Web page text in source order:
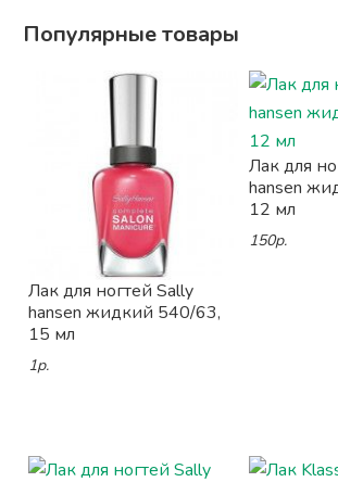
Популярные товары
Лак для ногтей Sally
hansen жидкий 540/63,
15 мл
1р.
Лак для
hansen
12 мл
150р.